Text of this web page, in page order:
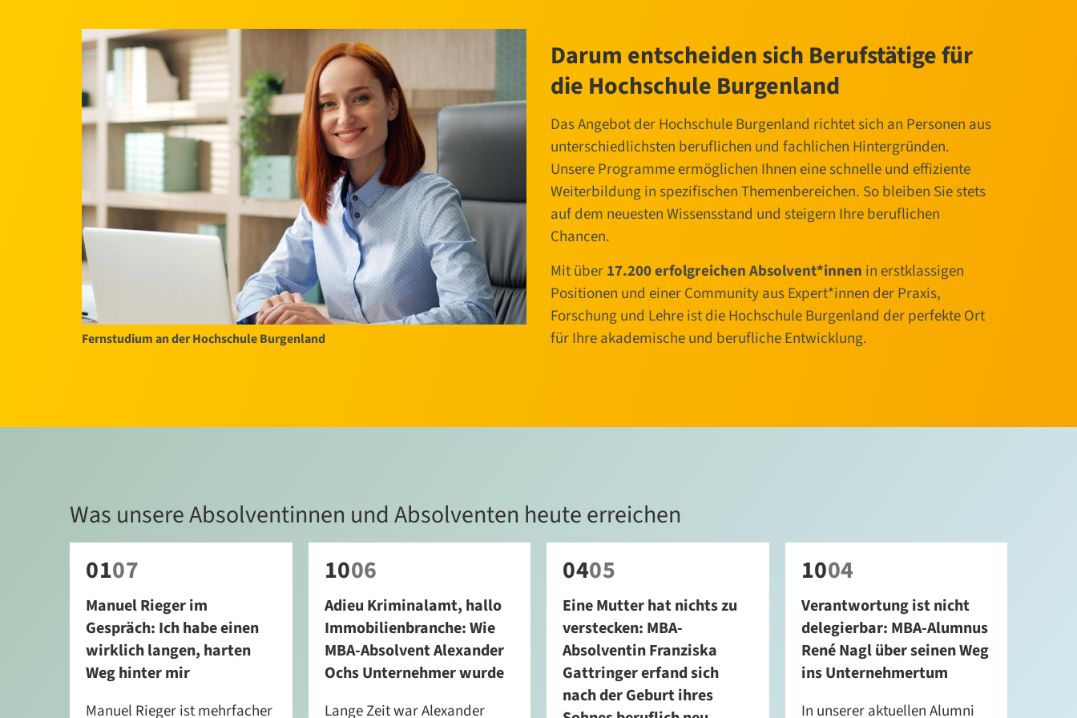
Fernstudium an der Hochschule Burgenland
Darum entscheiden sich Berufstätige für
die Hochschule Burgenland
Das Angebot der Hochschule Burgenland richtet sich an Personen aus
unterschiedlichsten beruflichen und fachlichen Hintergründen.
Unsere Programme ermöglichen Ihnen eine schnelle und effiziente
Weiterbildung in spezifischen Themenbereichen. So bleiben Sie stets
auf dem neuesten Wissensstand und steigern Ihre beruflichen
Chancen.
Mit über17.200 erfolgreichen Absolvent*innen in erstklassigen
Positionen und einer Community aus Expert*innen der Praxis,
Forschung und Lehre ist die Hochschule Burgenland der perfekte Ort
für Ihre akademische und berufliche Entwicklung.
Was unsere Absolventinnen und Absolventen heute erreichen
0107
Manuel Rieger im
Gespräch: Ich habe einen
wirklich langen, harten
Weg hinter mir
Manuel Rieger ist mehrfacher
1006
Adieu Kriminalamt, hallo
Immobilienbranche: Wie
MBA-Absolvent Alexander
Ochs Unternehmer wurde
Lange Zeit war Alexander
0405
Eine Mutter hat nichts zu
verstecken: MBA-
Absolventin Franziska
Gattringer erfand sich
nach der Geburt ihres
1004
Verantwortung ist nicht
delegierbar: MBA-Alumnus
René Nagl über seinen Weg
ins Unternehmertum
In unserer aktuellen Alumni